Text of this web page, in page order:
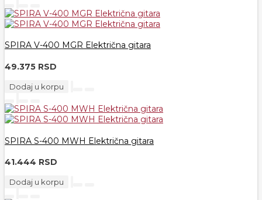
SPIRA V-400 MGR Električna gitara
49.375 RSD
Dodaj u korpu
SPIRA S-400 MWH Električna gitara
41.444 RSD
Dodaj u korpu